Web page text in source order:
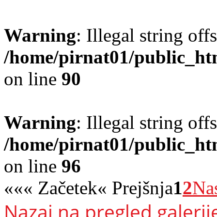
Warning: Illegal string
/home/pirnat01/
on line 90
Warning: Illegal string
/home/pirnat01/
on line 96
««« Začetek« Prejšnja12
Nazaj na pregled